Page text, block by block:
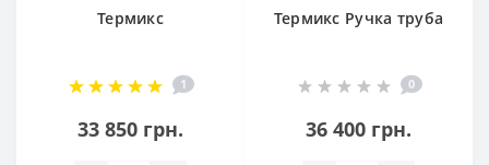
Термикс
1
33 850 грн.
Термикс Ручка труба
0
36 400 грн.